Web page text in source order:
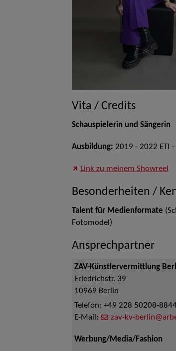
Vita / Credits
Schauspielerin und Sängerin
Ausbildung: 2019 - 2022 ETI
Link zu meinem Showreel
Besonderheiten /
Talent für Medienformate
Fotomodel)
Ansprechpartner
ZAV-Künstlervermittlung
Friedrichstr. 39
10969 Berlin
Telefon: +49 228 50208-
E-Mail:
zav-kv-
Werbung/Media/Fashion